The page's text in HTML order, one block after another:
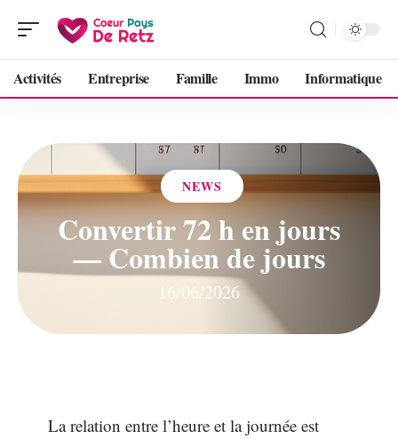
Activités Entreprise Famille Immo Informatique
NEWS
Convertir 72 h en jours
— Combien de jours
16/06/2026
La relation entre l’heure et la journée est